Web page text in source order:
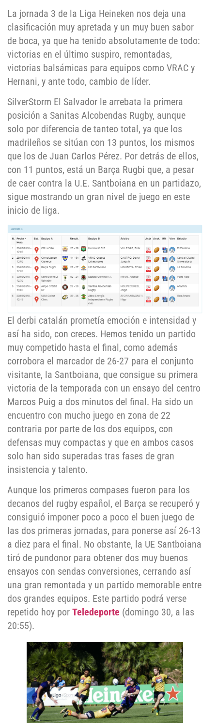
La jornada 3 de la Liga Heineken nos deja una
clasificación muy apretada y un muy buen sabor
de boca, ya que ha tenido absolutamente de todo:
victorias en el último suspiro, remontadas,
victorias balsámicas para equipos como VRAC y
Hernani, y ante todo, cambio de líder.
SilverStorm El Salvador le arrebata la primera
posición a Sanitas Alcobendas Rugby, aunque
solo por diferencia de tanteo total, ya que los
madrileños se sitúan con 13 puntos, los mismos
que los de Juan Carlos Pérez. Por detrás de ellos,
con 11 puntos, está un Barça Rugbi que, a pesar
de caer contra la U.E. Santboiana en un partidazo,
sigue mostrando un gran nivel de juego en este
inicio de liga.
El derbi catalán prometía emoción e intensidad y
así ha sido, con creces. Hemos tenido un partido
muy competido hasta el final, como además
corrobora el marcador de 26-27 para el conjunto
visitante, la Santboiana, que consigue su primera
victoria de la temporada con un ensayo del centro
Marcos Puig a dos minutos del final. Ha sido un
encuentro con mucho juego en zona de 22
contraria por parte de los dos equipos, con
defensas muy compactas y que en ambos casos
solo han sido superadas tras fases de gran
insistencia y talento.
Aunque los primeros compases fueron para los
decanos del rugby español, el Barça se recuperó y
consiguió imponer poco a poco el buen juego de
las dos primeras jornadas, para ponerse así 26-13
a diez para el final. No obstante, la UE Santboiana
tiró de pundonor para obtener dos muy buenos
ensayos con sendas conversiones, cerrando así
una gran remontada y un partido memorable entre
dos grandes equipos. Este partido podrá verse
repetido hoy por Teledeporte (domingo 30, a las
20:55).